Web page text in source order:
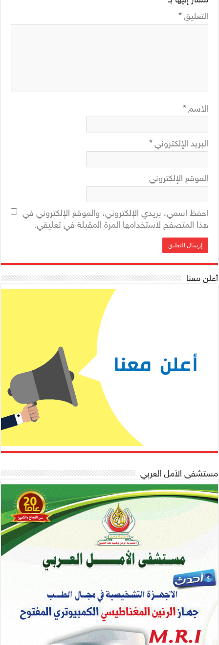
التعليق*
الاسم*
البريد الإلكتروني*
الموقع الإلكتروني
احفظ اسمي، بريدي الإلكتروني، والموقع الإلكتروني في
هذا المتصفح لاستخدامها المرة المقبلة في تعليقي.
أعلن معنا
مستشفى الأمل العربي